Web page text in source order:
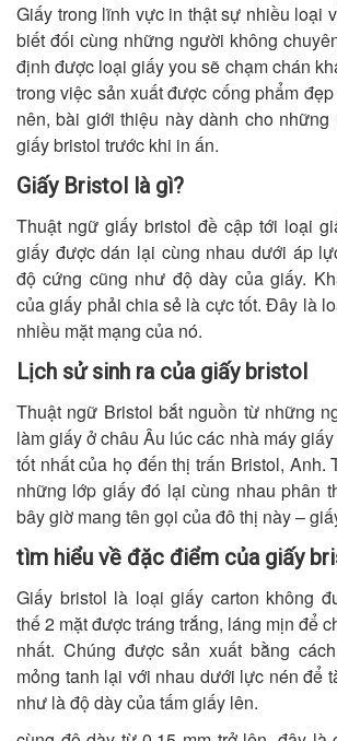
Giấy trong lĩnh vực in thật sự nhiều loại
biết đối cùng những người không
định được loại giấy you sẽ chạm chán
trong việc sản xuất được cống phẩm
nên, bài giới thiệu này dành cho
giấy bristol trước khi in ấn.
Giấy Bristol là gì?
Thuật ngữ giấy bristol đề cập tới loại
giấy được dán lại cùng nhau dưới áp
độ cứng cũng như độ dày của giấy.
của giấy phải chia sẻ là cực tốt. Đây là
nhiều mặt mạng của nó.
Lịch sử sinh ra của giấy bristol
Thuật ngữ Bristol bắt nguồn từ những
làm giấy ở châu Âu lúc các nhà máy
tốt nhất của họ đến thị trấn Bristol, Anh.
những lớp giấy đó lại cùng nhau phân
bây giờ mang tên gọi của đô thị này –
tìm hiểu về đặc điểm của giấy
Giấy bristol là loại giấy carton không
thế 2 mặt được tráng trắng, láng mịn để
nhất. Chúng được sản xuất bằng
mỏng tanh lại với nhau dưới lực nén để
như là độ dày của tấm giấy lên.